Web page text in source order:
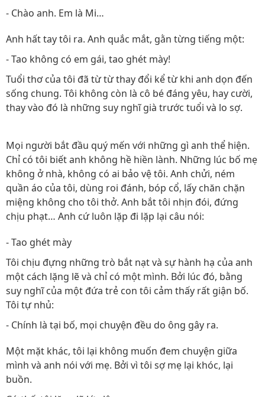
- Chào anh. Em là Mi…
Anh hất tay tôi ra. Anh quắc mắt, gằn từng tiếng một:
- Tao không có em gái, tao ghét mày!
Tuổi thơ của tôi đã từ từ thay đổi kể từ khi anh dọn đến
sống chung. Tôi không còn là cô bé đáng yêu, hay cười,
thay vào đó là những suy nghĩ già trước tuổi và lo sợ.
Mọi người bắt đầu quý mến với những gì anh thể hiện.
Chỉ có tôi biết anh không hề hiền lành. Những lúc bố mẹ
không ở nhà, không có ai bảo vệ tôi. Anh chửi, ném
quần áo của tôi, dùng roi đánh, bóp cổ, lấy chăn chặn
miệng không cho tôi thở. Anh bắt tôi nhịn đói, đứng
chịu phạt… Anh cứ luôn lặp đi lặp lại câu nói:
- Tao ghét mày
Tôi chịu đựng những trò bắt nạt và sự hành hạ của anh
một cách lặng lẽ và chỉ có một mình. Bởi lúc đó, bằng
suy nghĩ của một đứa trẻ con tôi cảm thấy rất giận bố.
Tôi tự nhủ:
- Chính là tại bố, mọi chuyện đều do ông gây ra.
Một mặt khác, tôi lại không muốn đem chuyện giữa
mình và anh nói với mẹ. Bởi vì tôi sợ mẹ lại khóc, lại
buồn.